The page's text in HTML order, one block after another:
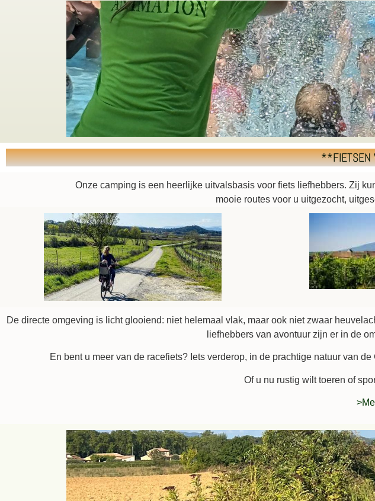
**FIETSEN
Onze camping is een heerlijke uitvalsbasis voor fiets liefhebbers. Zij
mooie routes voor u uitgezocht,
De directe omgeving is licht glooiend: niet helemaal vlak, maar ook niet zwaar
liefhebbers van avontuur zijn er in de
En bent u meer van de racefiets? Iets verderop, in de prachtige natuur van
Of u nu rustig wilt toeren of